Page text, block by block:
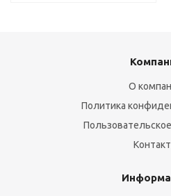
О
Политика